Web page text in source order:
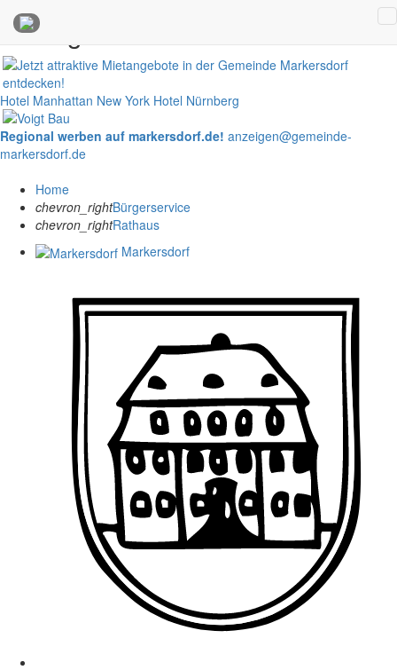
Anzeigen
Hotel Manhattan New York Hotel Nürnberg
Regional werben auf markersdorf.de! anzeigen@gemeinde-
markersdorf.de
Home
chevron_rightBürgerservice
chevron_rightRathaus
Markersdorf